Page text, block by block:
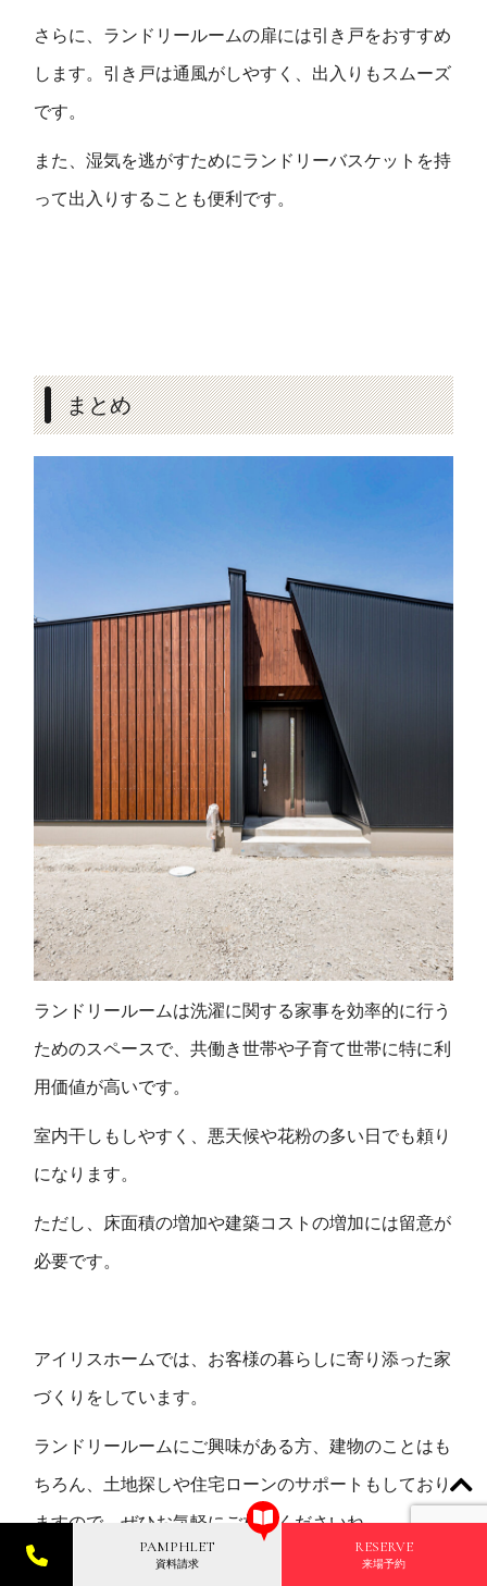
さらに、ランドリールームの扉には引き戸をおすすめ
します。引き戸は通風がしやすく、出入りもスムーズ
です。
また、湿気を逃がすためにランドリーバスケットを持
って出入りすることも便利です。
まとめ
ランドリールームは洗濯に関する家事を効率的に行う
ためのスペースで、共働き世帯や子育て世帯に特に利
用価値が高いです。
室内干しもしやすく、悪天候や花粉の多い日でも頼り
になります。
ただし、床面積の増加や建築コストの増加には留意が
必要です。
アイリスホームでは、お客様の暮らしに寄り添った家
づくりをしています。
ランドリールームにご興味がある方、建物のことはも
ちろん、土地探しや住宅ローンのサポートもしており
ますので、ぜひお気軽にご相談くださいね。
PAMPHLET
資料請求
RESERVE
来場予約